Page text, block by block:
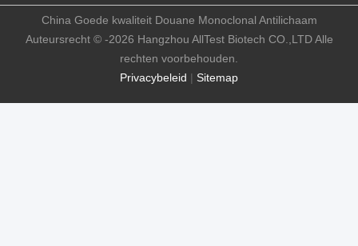
Privacybeleid | Sitemap
China Goede kwaliteit Douane Monoclonal Antilichaam
Auteursrecht © -2026 Hangzhou AllTest Biotech CO.,LTD Alle
rechten voorbehouden.